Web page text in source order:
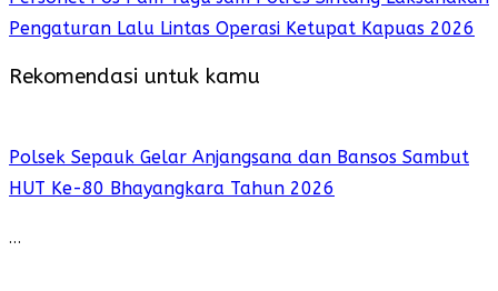
Pengaturan Lalu Lintas Operasi Ketupat Kapuas 2026
Rekomendasi untuk kamu
Polsek Sepauk Gelar Anjangsana dan Bansos Sambut
HUT Ke-80 Bhayangkara Tahun 2026
…